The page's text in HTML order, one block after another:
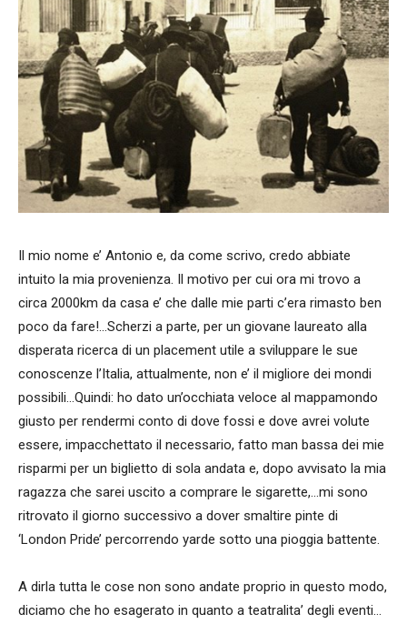
Il mio nome e’ Antonio e, da come scrivo, credo abbiate
intuito la mia provenienza. Il motivo per cui ora mi trovo a
circa 2000km da casa e’ che dalle mie parti c’era rimasto ben
poco da fare!…Scherzi a parte, per un giovane laureato alla
disperata ricerca di un placement utile a sviluppare le sue
conoscenze l’Italia, attualmente, non e’ il migliore dei mondi
possibili…Quindi: ho dato un’occhiata veloce al mappamondo
giusto per rendermi conto di dove fossi e dove avrei volute
essere, impacchettato il necessario, fatto man bassa dei mie
risparmi per un biglietto di sola andata e, dopo avvisato la mia
ragazza che sarei uscito a comprare le sigarette,…mi sono
ritrovato il giorno successivo a dover smaltire pinte di
‘London Pride’ percorrendo yarde sotto una pioggia battente.
A dirla tutta le cose non sono andate proprio in questo modo,
diciamo che ho esagerato in quanto a teatralita’ degli eventi…